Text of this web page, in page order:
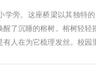
学旁。这座桥梁以其独特
醒了沉睡的榕树。榕树轻
人在为它梳理发丝。校园